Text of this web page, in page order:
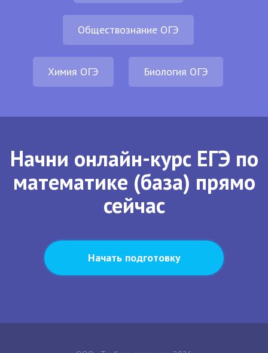
Обществознание ОГЭ
Химия ОГЭ Биология ОГЭ
Начни онлайн-курс ЕГЭ по
математике (база) прямо
сейчас
Начать подготовку